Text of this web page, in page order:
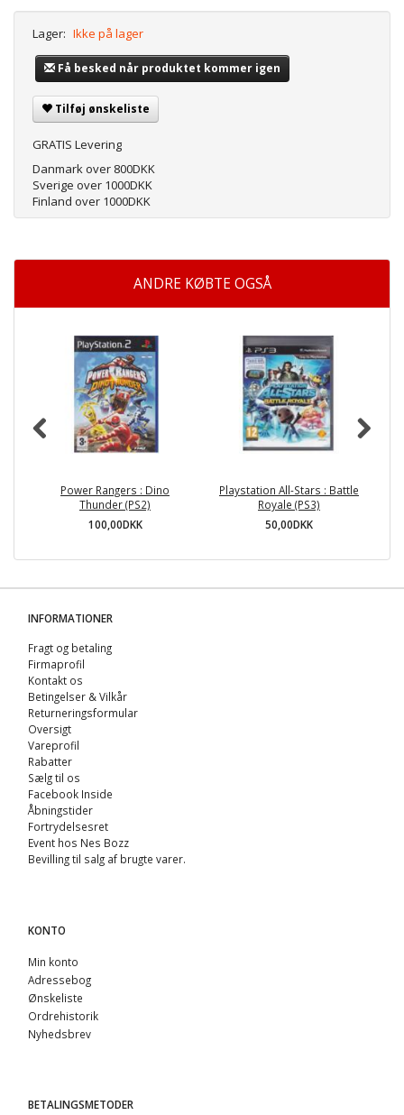
Lager: Ikke på lager
Få besked når produktet kommer igen
Tilføj ønskeliste
GRATIS Levering
Danmark over 800DKK
Sverige over 1000DKK
Finland over 1000DKK
ANDRE KØBTE OGSÅ
Power Rangers : Dino
Thunder (PS2)
100,00DKK
Playstation All-Stars : Battle
Royale (PS3)
50,00DKK
INFORMATIONER
Fragt og betaling
Firmaprofil
Kontakt os
Betingelser & Vilkår
Returneringsformular
Oversigt
Vareprofil
Rabatter
Sælg til os
Facebook Inside
Åbningstider
Fortrydelsesret
Event hos Nes Bozz
Bevilling til salg af brugte varer.
KONTO
Min konto
Adressebog
Ønskeliste
Ordrehistorik
Nyhedsbrev
BETALINGSMETODER